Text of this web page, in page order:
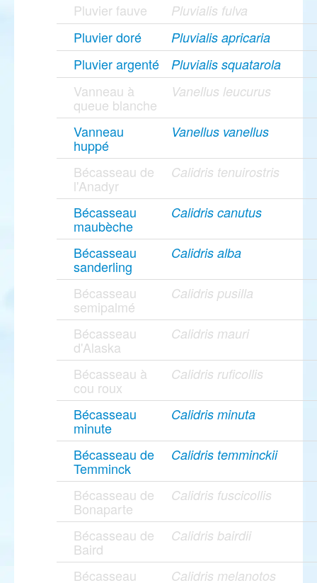
Pluvier fauve Pluvialis fulva
Pluvier doré Pluvialis apricaria
Pluvier argenté Pluvialis squatarola
Vanneau à
queue blanche
Vanellus leucurus
Vanneau
huppé
Vanellus vanellus
Bécasseau de
l'Anadyr
Calidris tenuirostris
Bécasseau
maubèche
Calidris canutus
Bécasseau
sanderling
Calidris alba
Bécasseau
semipalmé
Calidris pusilla
Bécasseau
d'Alaska
Calidris mauri
Bécasseau à
cou roux
Calidris ruficollis
Bécasseau
minute
Calidris minuta
Bécasseau de
Temminck
Calidris temminckii
Bécasseau de
Bonaparte
Calidris fuscicollis
Bécasseau de
Baird
Calidris bairdii
Bécasseau Calidris melanotos